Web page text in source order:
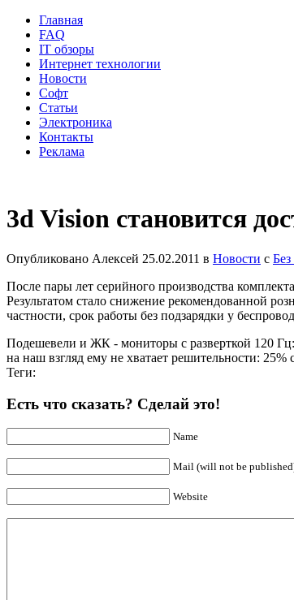
Главная
FAQ
IT обзоры
Интернет технологии
Новости
Софт
Статьи
Электроника
Контакты
Реклама
3d Vision становится
Опубликовано Алексей 25.02.2011 в Новости с
После пары лет серийного производства
Результатом стало снижение рекомендованной
частности, срок работы без подзарядки у
Подешевели и ЖК - мониторы с разверткой 120 Гц:
на наш взгляд ему не хватает решительности:
Теги:
Есть что сказать? Сделай это!
Name
Mail (will not be
Website